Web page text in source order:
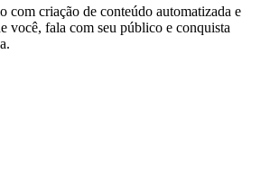
com criação de conteúdo automatizada e
você, fala com seu público e conquista